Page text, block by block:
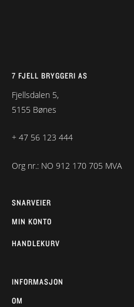
7 FJELL BRYGGERI AS
Fjellsdalen 5,
5155 Bønes
+ 47 56 123 444
Org nr.: NO 912 170 705 MVA
SNARVEIER
MIN KONTO
HANDLEKURV
INFORMASJON
OM